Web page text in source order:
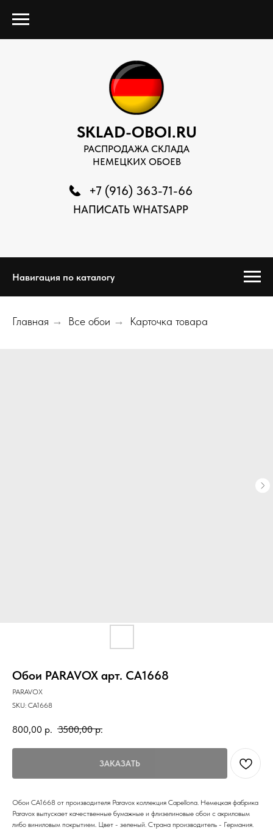
SKLAD-OBOI.RU
РАСПРОДАЖА СКЛАДА
НЕМЕЦКИХ ОБОЕВ
+7 (916) 363-71-66
НАПИСАТЬ WHATSAPP
Навигация по каталогу
Главная → Все обои → Карточка товара
Обои PARAVOX арт. CA1668
PARAVOX
SKU: CA1668
800,00 р. 3500,00 р.
ЗАКАЗАТЬ
Обои CA1668 от производителя Paravox коллекция Capellona. Немецкая фабрика
Paravox выпускает качественные бумажные и флизелиновые обои с акриловым
либо виниловым покрытием. Цвет - зеленый. Страна производитель - Германия.